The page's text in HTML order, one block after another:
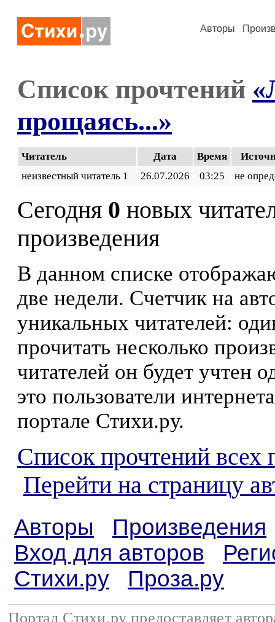
Авторы
Список прочтений
прощаясь...»
Читатель Дата Время
неизвестный читатель 1
26.07.2026 03:25 не
Сегодня 0 новых
произведения
В данном списке
две недели. Счетчик на
уникальных читателей:
прочитать несколько
читателей он будет учтен
это пользователи
портале Стихи.ру.
Список прочтений всех
Перейти на страницу
Авторы
Произведения
Вход для авторов
Стихи.ру
Проза.ру
Портал Стихи.ру предоставляет